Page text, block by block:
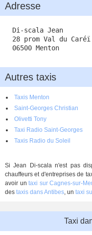
Adresse
Di-scala Jean
28 prom Val du Caréï
06500 Menton
Autres taxis
Taxis Menton
Saint-Georges Christian
Olivetti Tony
Taxi Radio Saint-Georges
Taxis Radio du Soleil
Si Jean Di-scala n'est pas
chauffeurs et d'entreprises de
avoir untaxi sur Cagnes-sur-
des taxis dans Antibes, un taxi
Taxi